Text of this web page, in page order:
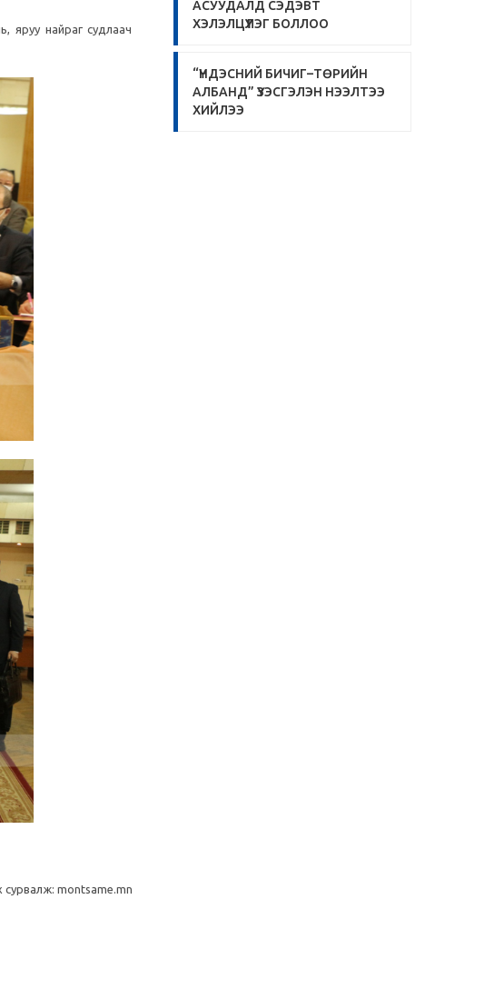
яруу найраг судлаач
сурвалж: montsame.mn
АСУУДАЛД СЭДЭВТ
ХЭЛЭЛЦҮҮЛЭГ БОЛЛОО
“ҮНДЭСНИЙ БИЧИГ–ТӨРИЙН
АЛБАНД” ҮЗЭСГЭЛЭН НЭЭЛТЭЭ
ХИЙЛЭЭ